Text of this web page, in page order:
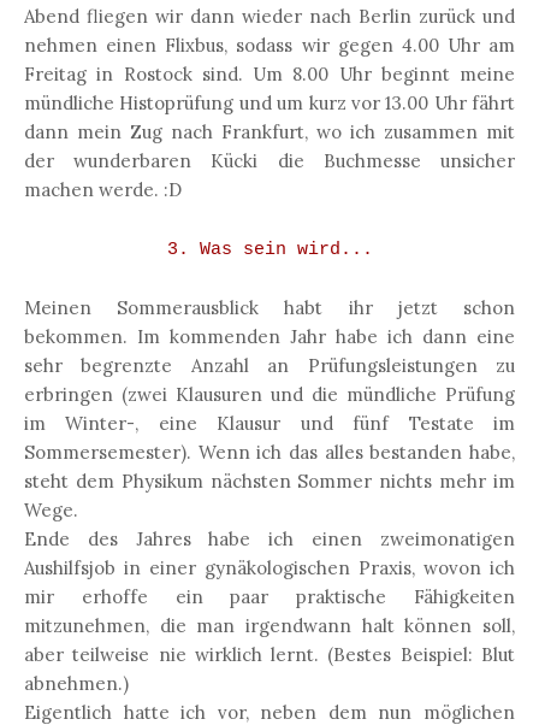
Abend fliegen wir dann wieder nach Berlin zurück und
nehmen einen Flixbus, sodass wir gegen 4.00 Uhr am
Freitag in Rostock sind. Um 8.00 Uhr beginnt meine
mündliche Histoprüfung und um kurz vor 13.00 Uhr fährt
dann mein Zug nach Frankfurt, wo ich zusammen mit
der wunderbaren Kücki die Buchmesse unsicher
machen werde. :D
3. Was sein wird...
Meinen Sommerausblick habt ihr jetzt schon
bekommen. Im kommenden Jahr habe ich dann eine
sehr begrenzte Anzahl an Prüfungsleistungen zu
erbringen (zwei Klausuren und die mündliche Prüfung
im Winter-, eine Klausur und fünf Testate im
Sommersemester). Wenn ich das alles bestanden habe,
steht dem Physikum nächsten Sommer nichts mehr im
Wege.
Ende des Jahres habe ich einen zweimonatigen
Aushilfsjob in einer gynäkologischen Praxis, wovon ich
mir erhoffe ein paar praktische Fähigkeiten
mitzunehmen, die man irgendwann halt können soll,
aber teilweise nie wirklich lernt. (Bestes Beispiel: Blut
abnehmen.)
Eigentlich hatte ich vor, neben dem nun möglichen